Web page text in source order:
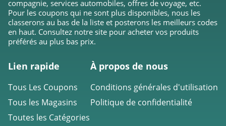
Helena
Rubunstein
Wild
compagnie, services automobiles, offres de voyage, etc.
Pour les coupons qui ne sont plus disponibles, nous les
classerons au bas de la liste et posterons les meilleurs codes
en haut. Consultez notre site pour acheter vos produits
préférés au plus bas prix.
Lien rapide
Tous Les Coupons
Tous les Magasins
Toutes les Catégories
À propos de nous
Conditions générales d'utilisation
Politique de confidentialité